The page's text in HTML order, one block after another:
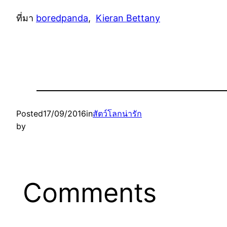
ที่มา boredpanda, Kieran Bettany
Posted17/09/2016inสัตว์โลกน่ารัก
by
Comments